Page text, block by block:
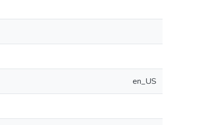
en_US